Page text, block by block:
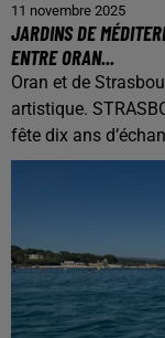
11 novembre 2025
JARDINS DE
ENTRE ORAN...
Oran et de
artistique.
fête dix ans